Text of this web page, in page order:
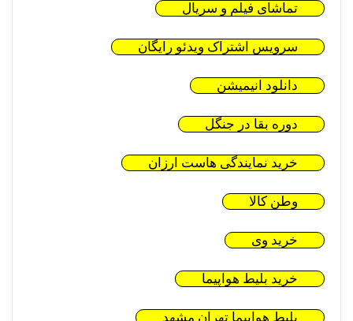
تماشای فیلم و سریال
سرویس اشتراک ویدئو رایگان
دانلود انیمیشن
دوره بقا در جنگل
خرید نمایندگی هاست ارزان
وطن کالا
خرید وی
خرید بلیط هواپیما
بلیط هواپیما تهران مشهد